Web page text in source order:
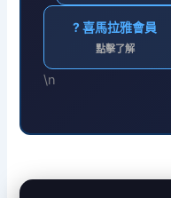
? 喜馬拉雅會員
點擊了解
\n